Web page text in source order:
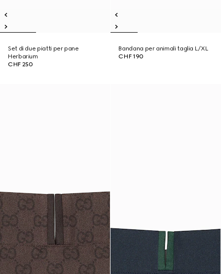
Set di due piatti per pane
Herbarium
CHF 250
Bandana per animali taglia L/XL
CHF 190